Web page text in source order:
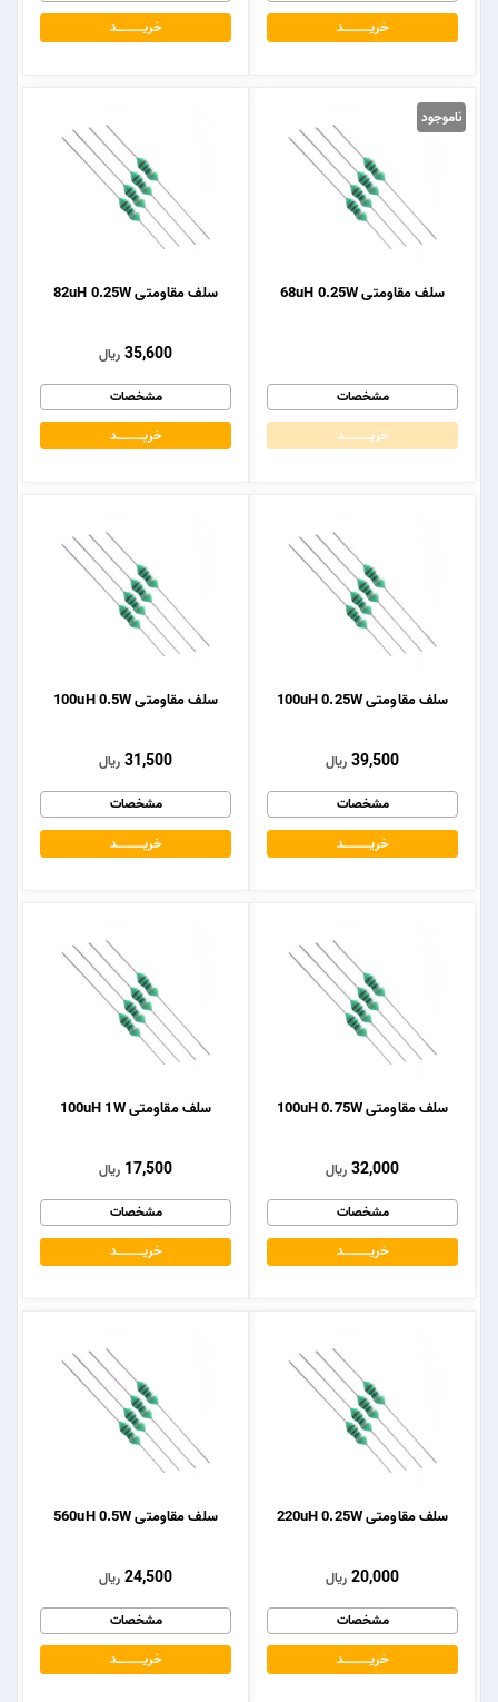
خریــــــــــــد
خریــــــــــــد
ناموجود
سلف مقاومتی 68uH 0.25W
مشخصات
خریــــــــــــد
سلف مقاومتی 82uH 0.25W
35,600 ریال
مشخصات
خریــــــــــــد
سلف مقاومتی 100uH 0.25W
39,500 ریال
مشخصات
خریــــــــــــد
سلف مقاومتی 100uH 0.5W
31,500 ریال
مشخصات
خریــــــــــــد
سلف مقاومتی 100uH 0.75W
32,000 ریال
مشخصات
خریــــــــــــد
سلف مقاومتی 100uH 1W
17,500 ریال
مشخصات
خریــــــــــــد
سلف مقاومتی 220uH 0.25W
20,000 ریال
مشخصات
خریــــــــــــد
سلف مقاومتی 560uH 0.5W
24,500 ریال
مشخصات
خریــــــــــــد